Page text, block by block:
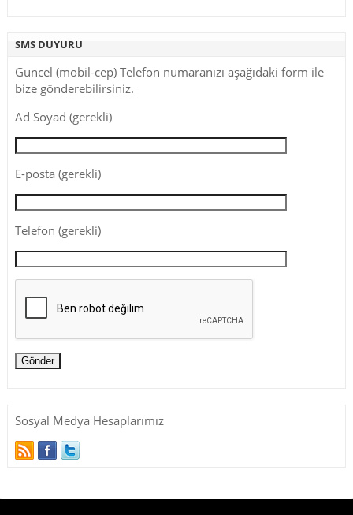
SMS DUYURU
Güncel (mobil-cep) Telefon numaranızı aşağıdaki form ile
bize gönderebilirsiniz.
Ad Soyad (gerekli)
E-posta (gerekli)
Telefon (gerekli)
Sosyal Medya Hesaplarımız